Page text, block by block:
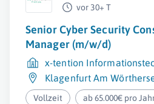
vor 30+ T
Senior Cyber Security
Manager (m/w/d)
x-tention
Klagenfurt Am
Vollzeit ab 65.000€ pro